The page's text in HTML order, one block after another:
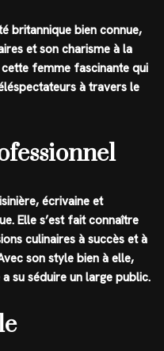
britannique bien connue,
et son charisme à la
femme fascinante qui
à travers le
écrivaine et
Elle s’est fait connaître
culinaires à succès et à
son style bien à elle,
su séduire un large public.